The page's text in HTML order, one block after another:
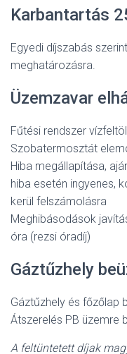
Karbantartás
Egyedi díjszabás
meghatározásra.
Üzemzavar
Fűtési
Hiba megállapítása,
hiba esetén ingyenes,
kerül felszámolásra
óra (rezsi óradíj)
Gáztűzhely
Gáztűzhely és
Átszerelés PB
A feltüntetett díjak